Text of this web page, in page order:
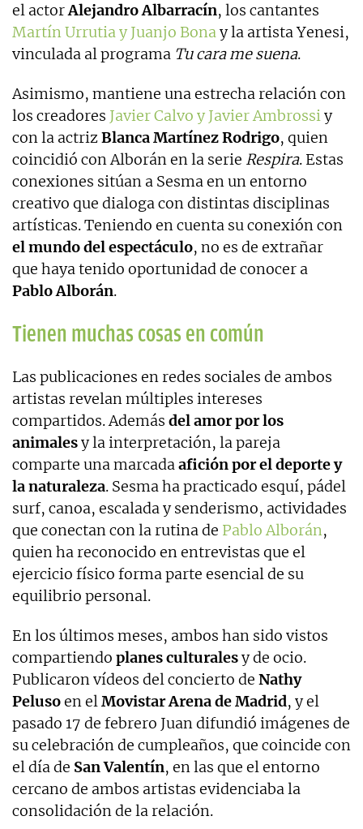
el actorAlejandro Albarracín, los cantantes
Martín Urrutia y Juanjo Bonay la artista Yenesi,
vinculada al programa Tu cara me suena.
Asimismo, mantiene una estrecha relación con
los creadores Javier Calvo y Javier Ambrossiy
con la actrizBlanca Martínez Rodrigo, quien
coincidió con Alborán en la serie Respira. Estas
conexiones sitúan a Sesma en un entorno
creativo que dialoga con distintas disciplinas
artísticas. Teniendo en cuenta su conexión con
el mundo del espectáculo, no es de extrañar
que haya tenido oportunidad de conocer a
Pablo Alborán.
Tienen muchas cosas en común
Las publicaciones en redes sociales de ambos
artistas revelan múltiples intereses
compartidos. Además del amor por los
animalesy la interpretación, la pareja
comparte una marcadaafición por el deporte y
la naturaleza. Sesma ha practicado esquí, pádel
surf, canoa, escalada y senderismo, actividades
que conectan con la rutina de Pablo Alborán,
quien ha reconocido en entrevistas que el
ejercicio físico forma parte esencial de su
equilibrio personal.
En los últimos meses, ambos han sido vistos
compartiendo planes culturalesy de ocio.
Publicaron vídeos del concierto de Nathy
Pelusoen elMovistar Arena de Madrid, y el
pasado 17 de febrero Juan difundió imágenes de
su celebración de cumpleaños, que coincide con
el día de San Valentín, en las que el entorno
cercano de ambos artistas evidenciaba la
consolidación de la relación.